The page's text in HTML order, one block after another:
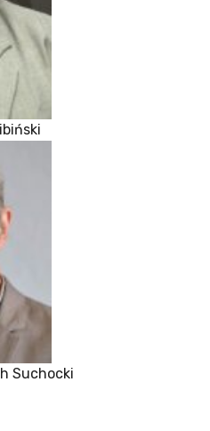
Suchocki